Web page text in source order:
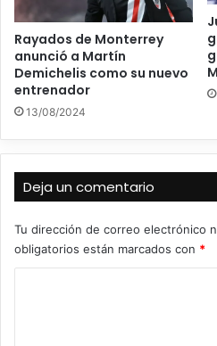
Rayados de Monterrey
anunció a Martín
Demichelis como su nuevo
entrenador
13/08/2024
Deja un comentario
Tu dirección de correo electrónico
obligatorios están marcados con *